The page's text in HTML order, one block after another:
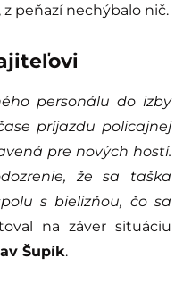
z peňazí nechýbalo nič.
personálu do izby
príjazdu policajnej
pre nových hostí.
že sa taška
s bielizňou, čo sa
na záver situáciu
Šupík.